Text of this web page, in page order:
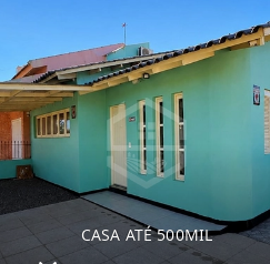
CASA ATÉ 500MIL